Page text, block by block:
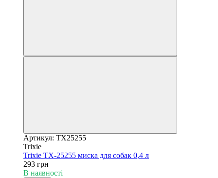
Артикул: TX25255
Trixie
Trixie TX-25255 миска для собак 0,4 л
293 грн
В наявності